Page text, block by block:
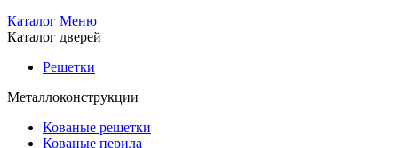
Каталог Меню
Каталог дверей
Решетки
Металлоконструкции
Кованые решетки
Кованые перила